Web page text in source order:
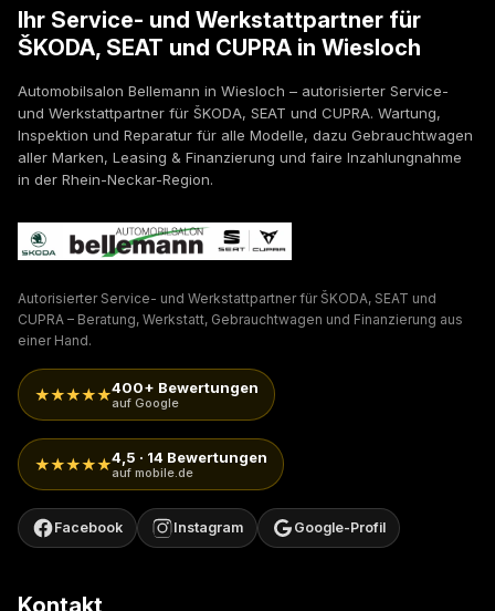
Ihr Service- und Werkstattpartner für
ŠKODA, SEAT und CUPRA in Wiesloch
Automobilsalon Bellemann in Wiesloch – autorisierter Service-
und Werkstattpartner für ŠKODA, SEAT und CUPRA. Wartung,
Inspektion und Reparatur für alle Modelle, dazu Gebrauchtwagen
aller Marken, Leasing & Finanzierung und faire Inzahlungnahme
in der Rhein-Neckar-Region.
Autorisierter Service- und Werkstattpartner für ŠKODA, SEAT und
CUPRA – Beratung, Werkstatt, Gebrauchtwagen und Finanzierung aus
einer Hand.
★★★★★400+ Bewertungen
auf Google
★★★★★4,5 · 14 Bewertungen
auf mobile.de
Facebook Instagram Google-Profil
Kontakt